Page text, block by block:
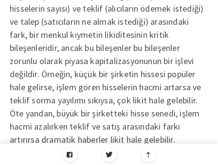
hisselerin sayısı) ve teklif (alıcıların ödemek istediği)
ve talep (satıcıların ne almak istediği) arasındaki
fark, bir menkul kıymetin likiditesinin kritik
bileşenleridir, ancak bu bileşenler bu bileşenler
zorunlu olarak piyasa kapitalizasyonunun bir işlevi
değildir. Örneğin, küçük bir şirketin hissesi popüler
hale gelirse, işlem gören hisselerin hacmi artarsa ​​ve
teklif sorma yayılımı sıkıysa, çok likit hale gelebilir.
Öte yandan, büyük bir şirketteki hisse senedi, işlem
hacmi azalırken teklif ve satış arasındaki farkı
artırırsa dramatik haberler likit hale gelebilir.